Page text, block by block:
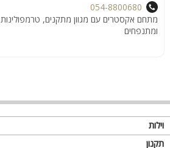
054-8800680
מתחם אקסטרים עם מגוון מתקנים, טרמפולינות
ומתנפחים
וילות
תקנון